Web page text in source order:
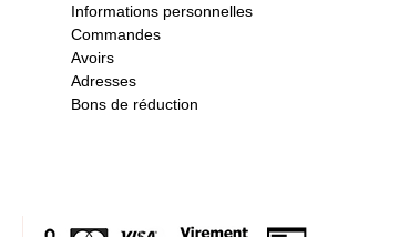
Informations personnelles
Commandes
Avoirs
Adresses
Bons de réduction